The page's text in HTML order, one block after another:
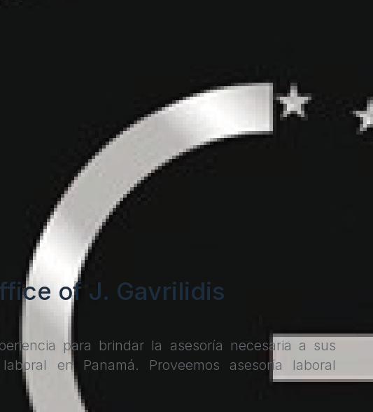
of J. Gavrilidis
para brindar la asesoría necesaria a sus
en Panamá. Proveemos asesoría laboral